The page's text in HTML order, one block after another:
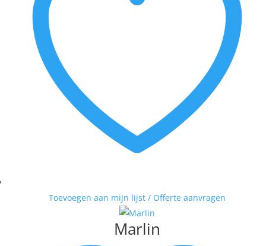
Toevoegen aan mijn lijst / Offerte aanvragen
Marlin